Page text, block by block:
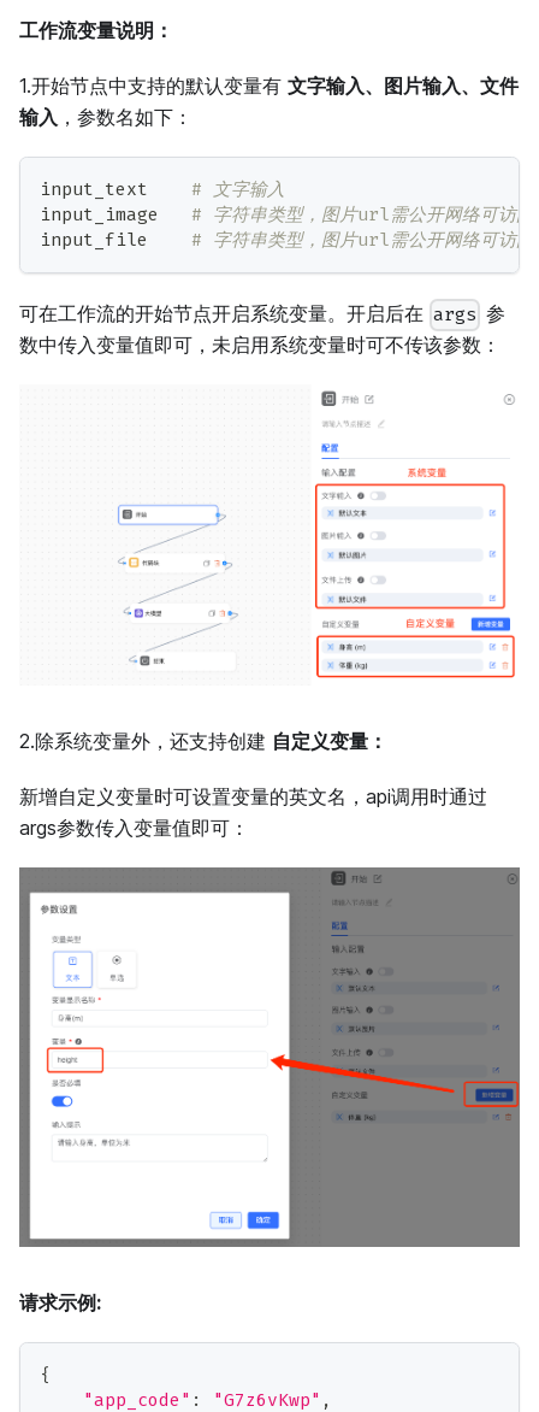
工作流变量说明：
1.开始节点中支持的默认变量有 文字输入、图片输入、文件
输入 ，参数名如下：
input_text # 文字输入
input_image # 字符串类型，图片url需公开网络可访
input_file # 字符串类型，图片url需公开网络可访
可在工作流的开始节点开启系统变量。开启后在 args 参
数中传入变量值即可，未启用系统变量时可不传该参数：
2.除系统变量外，还支持创建 自定义变量：
新增自定义变量时可设置变量的英文名，api调用时通过
args参数传入变量值即可：
请求示例:
{
"app_code" : "G7z6vKwp" ,